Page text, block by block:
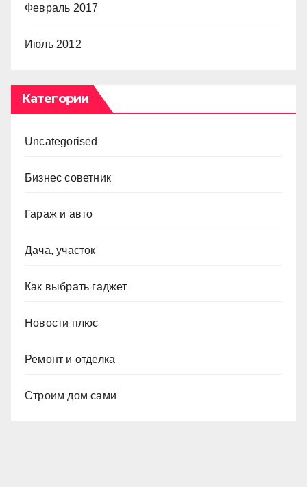
Февраль 2017
Июль 2012
Категории
Uncategorised
Бизнес советник
Гараж и авто
Дача, участок
Как выбрать гаджет
Новости плюс
Ремонт и отделка
Строим дом сами